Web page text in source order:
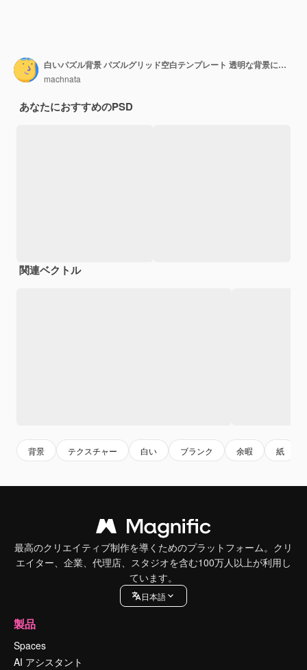
白いパズル背景 パズルグリッド空白テンプレート 透明な背景に隔離された3Dレンダリング
machnata
あなたにおすすめのPSD
関連ベクトル
背景 テクスチャー 白い ブランク 余暇 紙
最高のクリエイティブ制作を導くためのプラットフォーム。クリ
エイター、企業、代理店、スタジオを含む100万人以上が利用し
ています。
日本語
製品
Spaces
AI アシスタント